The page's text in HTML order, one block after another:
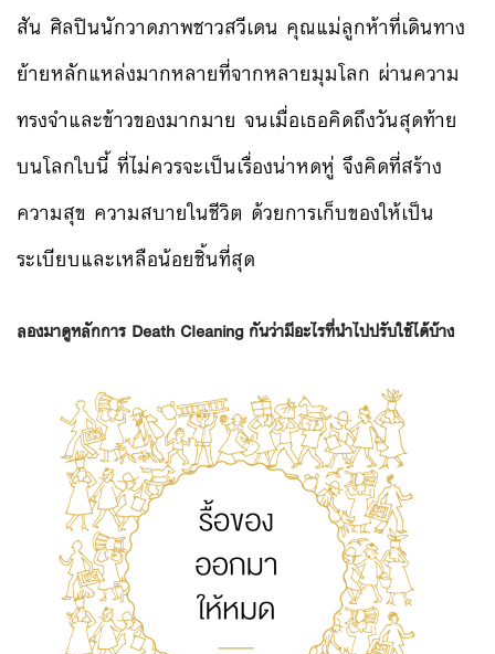
สัน ศิลปินนักวาดภาพชาวสวีเดน คุณแม่ลูกห้าที่เดินทาง
ย้ายหลักแหล่งมากหลายที่จากหลายมุมโลก ผ่านความ
ทรงจำและข้าวของมากมาย จนเมื่อเธอคิดถึงวันสุดท้าย
บนโลกใบนี้ ที่ไม่ควรจะเป็นเรื่องน่าหดหู่ จึงคิดที่สร้าง
ความสุข ความสบายในชีวิต ด้วยการเก็บของให้เป็น
ระเบียบและเหลือน้อยชิ้นที่สุด
ลองมาดูหลักการ Death Cleaning กันว่ามีอะไรที่นำไปปรับใช้ได้บ้าง